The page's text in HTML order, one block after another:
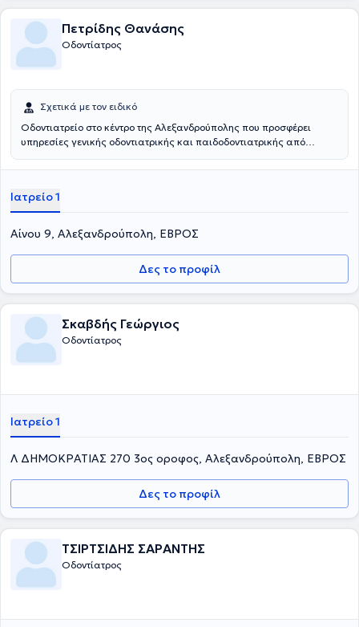
Πετρίδης Θανάσης
Οδοντίατρος
Σχετικά με τον ειδικό
Οδοντιατρείο στο κέντρο της Αλεξανδρούπολης που προσφέρει
υπηρεσίες γενικής οδοντιατρικής και παιδοδοντιατρικής από
Ιατρείο 1
Αίνου 9, Αλεξανδρούπολη, ΕΒΡΟΣ
Δες το προφίλ
Σκαβδής Γεώργιος
Οδοντίατρος
Ιατρείο 1
Λ ΔΗΜΟΚΡΑΤΙΑΣ 270 3ος οροφος, Αλεξανδρούπολη, ΕΒΡΟΣ
Δες το προφίλ
ΤΣΙΡΤΣΙΔΗΣ ΣΑΡΑΝΤΗΣ
Οδοντίατρος